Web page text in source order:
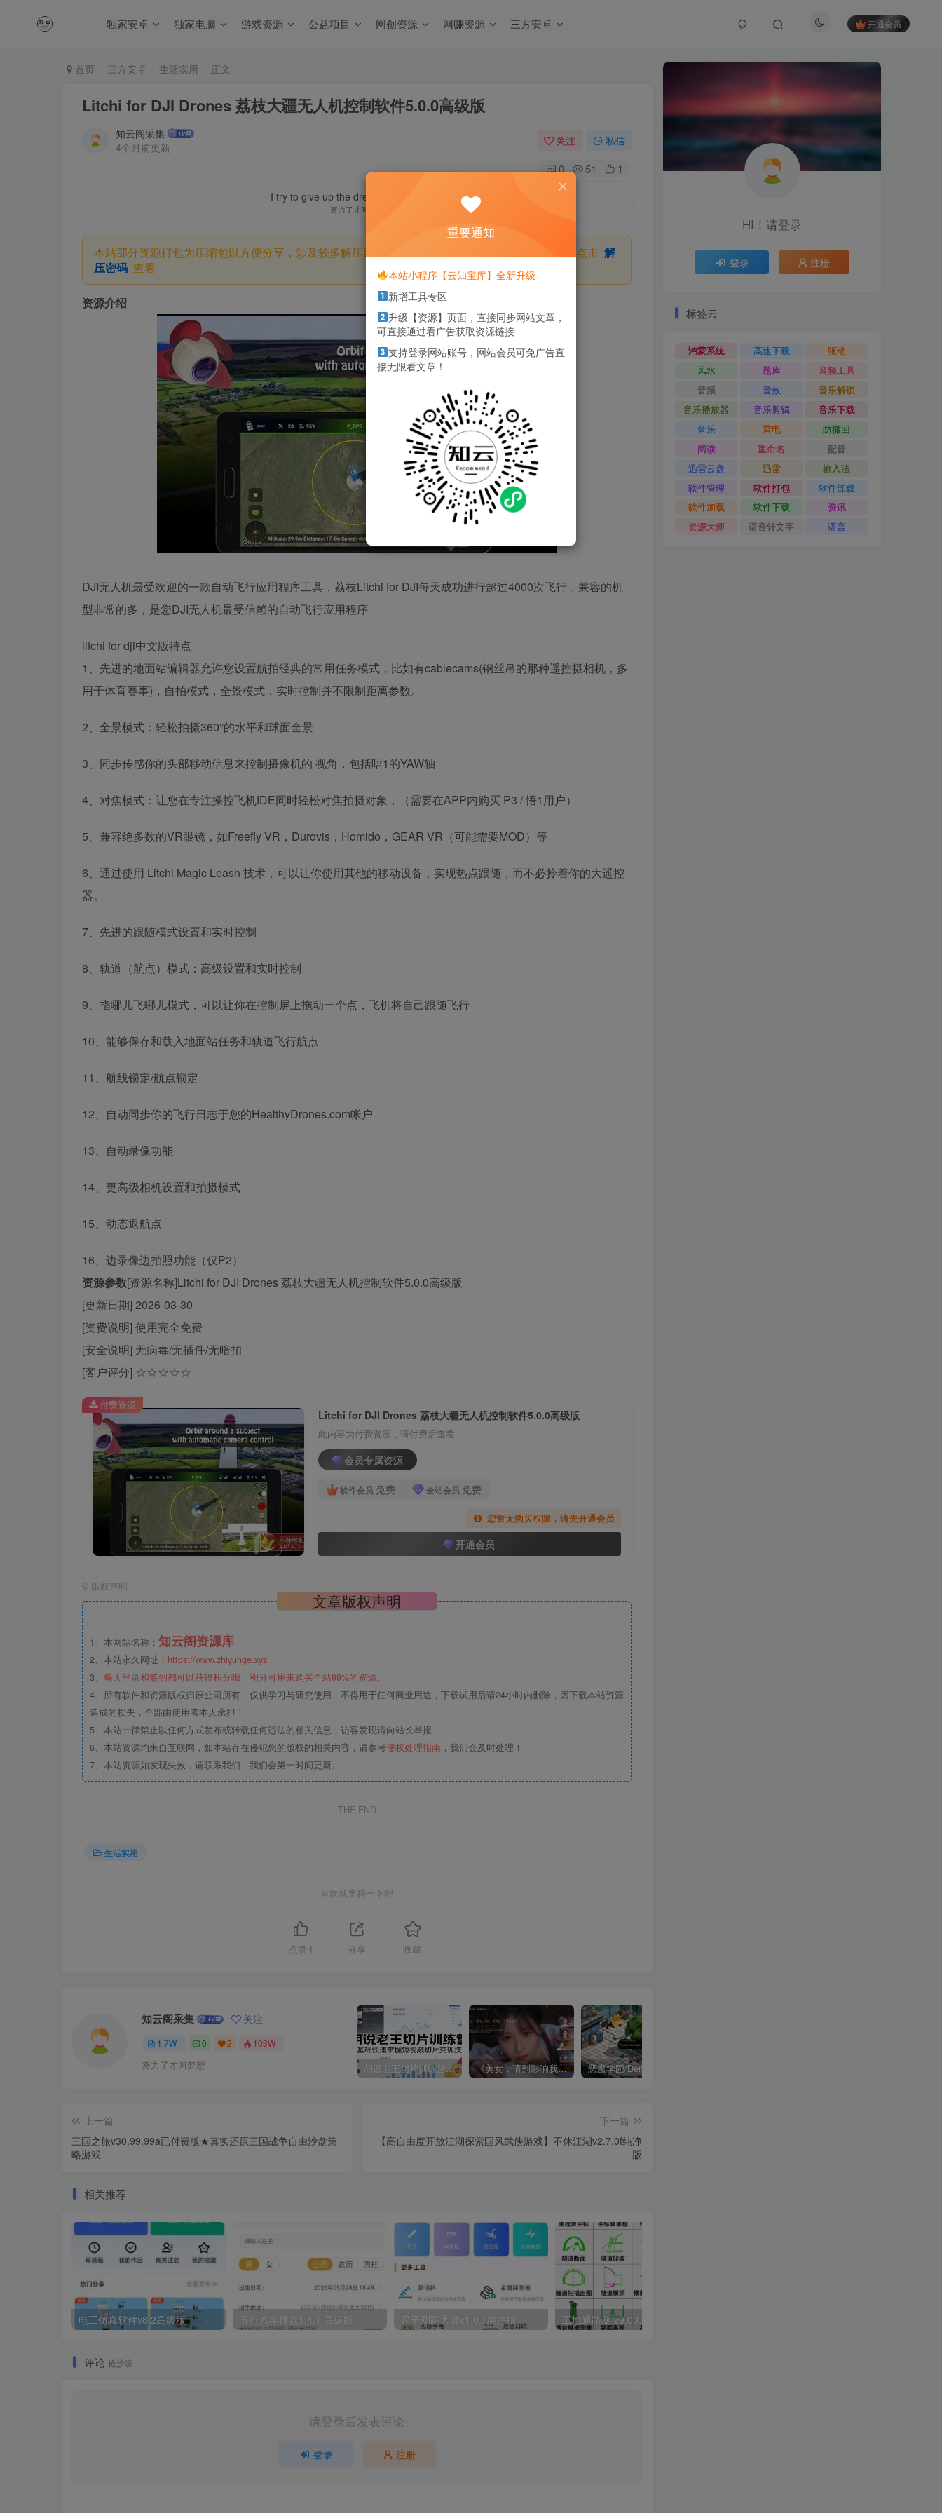
独家安卓 独家电脑 游戏资源 公益项目 网创资源 网赚资源 三方安卓 开通会员
首页 三方安卓 生活实用 正文
Litchi for DJI Drones 荔枝大疆无人机控制软件5.0.0高级版
知云阁采集
4个月前更新
关注 私信
0 51 1
I try to give up the dream just a dream.
努力了才叫梦想
本站部分资源打包为压缩包以方便分享，涉及较多解压密码，如果你下载的资源需要解压密码，请点击 解
压密码 查看
资源介绍
DJI无人机最受欢迎的一款自动飞行应用程序工具，荔枝Litchi for DJI每天成功进行超过4000次飞行，兼容的机
型非常的多，是您DJI无人机最受信赖的自动飞行应用程序
litchi for dji中文版特点
1、先进的地面站编辑器允许您设置航拍经典的常用任务模式，比如有cablecams(钢丝吊的那种遥控摄相机，多
用于体育赛事)，自拍模式，全景模式，实时控制并不限制距离参数。
2、全景模式：轻松拍摄360°的水平和球面全景
3、同步传感你的头部移动信息来控制摄像机的 视角，包括唔1的YAW轴
4、对焦模式：让您在专注操控飞机IDE同时轻松对焦拍摄对象，（需要在APP内购买 P3 / 悟1用户）
5、兼容绝多数的VR眼镜，如Freefly VR，Durovis，Homido，GEAR VR（可能需要MOD）等
6、通过使用 Litchi Magic Leash 技术，可以让你使用其他的移动设备，实现热点跟随，而不必拎着你的大遥控
器。
7、先进的跟随模式设置和实时控制
8、轨道（航点）模式：高级设置和实时控制
9、指哪儿飞哪儿模式，可以让你在控制屏上拖动一个点，飞机将自己跟随飞行
10、能够保存和载入地面站任务和轨道飞行航点
11、航线锁定/航点锁定
12、自动同步你的飞行日志于您的HealthyDrones.com帐户
13、自动录像功能
14、更高级相机设置和拍摄模式
15、动态返航点
16、边录像边拍照功能（仅P2）
资源参数[资源名称]Litchi for DJI Drones 荔枝大疆无人机控制软件5.0.0高级版
[更新日期] 2026-03-30
[资费说明] 使用完全免费
[安全说明] 无病毒/无插件/无暗扣
[客户评分] ☆☆☆☆☆
Litchi for DJI Drones 荔枝大疆无人机控制软件5.0.0高级版
此内容为付费资源，请付费后查看
会员专属资源
软件会员 免费 全站会员 免费
您暂无购买权限，请先开通会员
开通会员
付费资源
© 版权声明
文章版权声明
1、本网站名称： 知云阁资源库
2、本站永久网址： https://www.zhiyunge.xyz
3、 每天登录和签到都可以获得积分哦，积分可用来购买全站99%的资源。
4、所有软件和资源版权归原公司所有，仅供学习与研究使用，不得用于任何商业用途，下载试用后请24小时内删除，因下载本站资源
造成的损失，全部由使用者本人承担！
5、本站一律禁止以任何方式发布或转载任何违法的相关信息，访客发现请向站长举报
6、本站资源均来自互联网，如本站存在侵犯您的版权的相关内容，请参考侵权处理指南 ，我们会及时处理！
7、本站资源如发现失效，请联系我们，我们会第一时间更新。
THE END
生活实用
喜欢就支持一下吧
点赞 1 分享 收藏
知云阁采集 关注
1.7W+ 0 2 103W+
努力了才叫梦想 胡说老王切片训练营，零基础快速掌握短视频切片变现技巧 《美女，请别影响我成仙全球版》中文版
上一篇
三国之旅v30.99.99a已付费版★真实还原三国战争自由沙盘策
略游戏
下一篇
【高自由度开放江湖探索国风武侠游戏】不休江湖v2.7.0f纯净
版
相关推荐
电工仿真软件v8.2高级版 五行八字排盘1.4.1 高级版 尺子测距大师v1.0.7纯净版 工地通路测 v9.00.90高级版
评论 抢沙发
请登录后发表评论
登录 注册
HI！请登录
登录 注册
标签云
鸿蒙系统 高速下载
驱动
风水
题库
音频工具
音频
音效
音乐解锁
音乐播放器
音乐剪辑
音乐下载
音乐
雷电
防撤回
阅读
重命名
配音
迅雷云盘
迅雷
输入法
软件管理
软件打包
软件卸载
软件加载
软件下载
资讯
资源大师
语音转文字 语言
重要通知
本站小程序【云知宝库】全新升级
新增工具专区
升级【资源】页面，直接同步网站文章，
可直接通过看广告获取资源链接
支持登录网站账号，网站会员可免广告直
接无限看文章！